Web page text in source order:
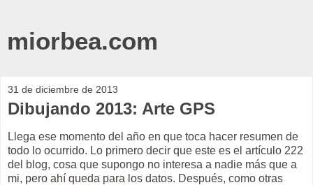
miorbea.com
31 de diciembre de 2013
Dibujando 2013: Arte GPS
Llega ese momento del año en que toca hacer resumen de
todo lo ocurrido. Lo primero decir que este es el artículo 222
del blog, cosa que supongo no interesa a nadie más que a
mi, pero ahí queda para los datos. Después, como otras